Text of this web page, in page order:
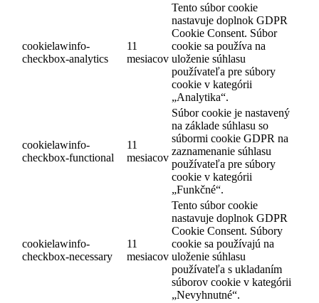
cookielawinfo-
checkbox-analytics
11
mesiacov
Tento súbor cookie
nastavuje doplnok GDPR
Cookie Consent. Súbor
cookie sa používa na
uloženie súhlasu
používateľa pre súbory
cookie v kategórii
„Analytika“.
cookielawinfo-
checkbox-functional
11
mesiacov
Súbor cookie je nastavený
na základe súhlasu so
súbormi cookie GDPR na
zaznamenanie súhlasu
používateľa pre súbory
cookie v kategórii
„Funkčné“.
cookielawinfo-
checkbox-necessary
11
mesiacov
Tento súbor cookie
nastavuje doplnok GDPR
Cookie Consent. Súbory
cookie sa používajú na
uloženie súhlasu
používateľa s ukladaním
súborov cookie v kategórii
„Nevyhnutné“.